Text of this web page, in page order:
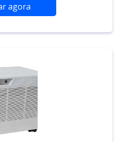
agora